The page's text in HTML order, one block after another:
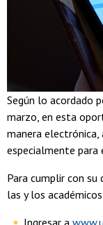
Según lo acordado
marzo, en esta
manera
especialmente para
Para cumplir con
las y los